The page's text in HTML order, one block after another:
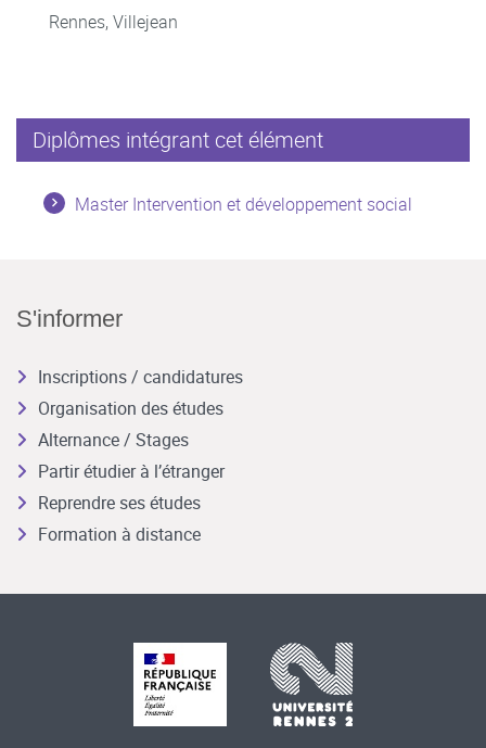
Rennes, Villejean
Diplômes intégrant cet élément
Master Intervention et développement social
S'informer
Inscriptions / candidatures
Organisation des études
Alternance / Stages
Partir étudier à l’étranger
Reprendre ses études
Formation à distance